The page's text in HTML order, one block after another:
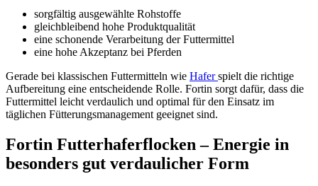
sorgfältig ausgewählte Rohstoffe
gleichbleibend hohe Produktqualität
eine schonende Verarbeitung der Futtermittel
eine hohe Akzeptanz bei Pferden
Gerade bei klassischen Futtermitteln wie Haferspielt die richtige
Aufbereitung eine entscheidende Rolle. Fortin sorgt dafür, dass die
Futtermittel leicht verdaulich und optimal für den Einsatz im
täglichen Fütterungsmanagement geeignet sind.
Fortin Futterhaferflocken – Energie in
besonders gut verdaulicher Form